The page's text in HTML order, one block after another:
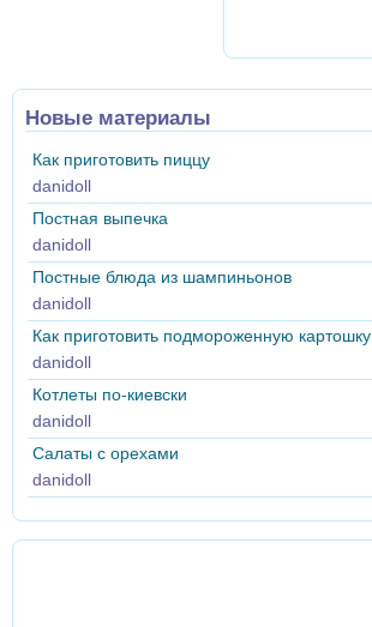
Новые материалы
Как приготовить пиццу
danidoll
Постная выпечка
danidoll
Постные блюда из шампиньонов
danidoll
Как приготовить подмороженную картошку
danidoll
Котлеты по-киевски
danidoll
Салаты с орехами
danidoll